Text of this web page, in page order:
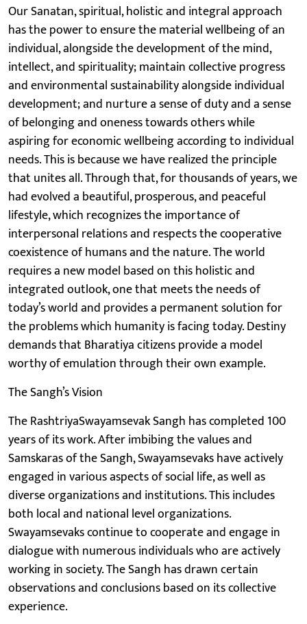
Our Sanatan, spiritual, holistic and integral approach
has the power to ensure the material wellbeing of an
individual, alongside the development of the mind,
intellect, and spirituality; maintain collective progress
and environmental sustainability alongside individual
development; and nurture a sense of duty and a sense
of belonging and oneness towards others while
aspiring for economic wellbeing according to individual
needs. This is because we have realized the principle
that unites all. Through that, for thousands of years, we
had evolved a beautiful, prosperous, and peaceful
lifestyle, which recognizes the importance of
interpersonal relations and respects the cooperative
coexistence of humans and the nature. The world
requires a new model based on this holistic and
integrated outlook, one that meets the needs of
today’s world and provides a permanent solution for
the problems which humanity is facing today. Destiny
demands that Bharatiya citizens provide a model
worthy of emulation through their own example.
The Sangh’s Vision
The RashtriyaSwayamsevak Sangh has completed 100
years of its work. After imbibing the values and
Samskaras of the Sangh, Swayamsevaks have actively
engaged in various aspects of social life, as well as
diverse organizations and institutions. This includes
both local and national level organizations.
Swayamsevaks continue to cooperate and engage in
dialogue with numerous individuals who are actively
working in society. The Sangh has drawn certain
observations and conclusions based on its collective
experience.